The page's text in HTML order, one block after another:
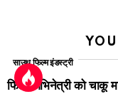
साउथ फिल्म इंडस्ट्री
फिल्म अभिनेत्री को चाकू